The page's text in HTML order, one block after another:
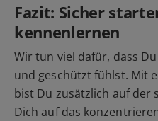
Fazit: Sicher
kennenlernen
Wir tun viel dafür, dass
und geschützt fühlst. Mit
bist Du zusätzlich auf der
Dich auf das